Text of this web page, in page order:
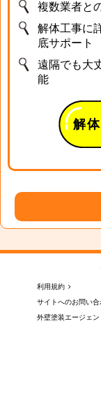
複数業者と
解体工事に
底サポート
遠隔でも大
能
解
利用規約
サイトへのお問い合
外壁塗装エージェン